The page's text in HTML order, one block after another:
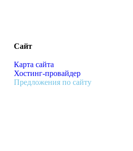
Сайт
Карта сайта
Хостинг-провайдер
Предложения по сайту